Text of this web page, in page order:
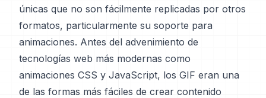
únicas que no son fácilmente replicadas por otros
formatos, particularmente su soporte para
animaciones. Antes del advenimiento de
tecnologías web más modernas como
animaciones CSS y JavaScript, los GIF eran una
de las formas más fáciles de crear contenido